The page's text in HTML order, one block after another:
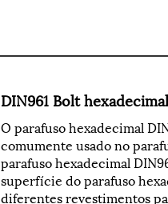
DIN961 Bolt hexadecimal
O parafuso hexadecimal
comumente usado no
parafuso hexadecimal
superfície do parafuso
diferentes revestimentos